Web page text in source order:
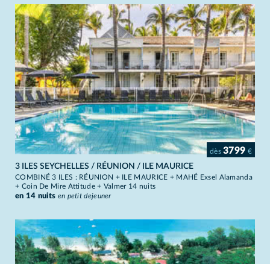
dès3799 €
3 ILES SEYCHELLES / RÉUNION / ILE MAURICE
COMBINÉ 3 ILES : RÉUNION + ILE MAURICE + MAHÉ Exsel Alamanda
+ Coin De Mire Attitude + Valmer 14 nuits
en 14 nuits en petit dejeuner